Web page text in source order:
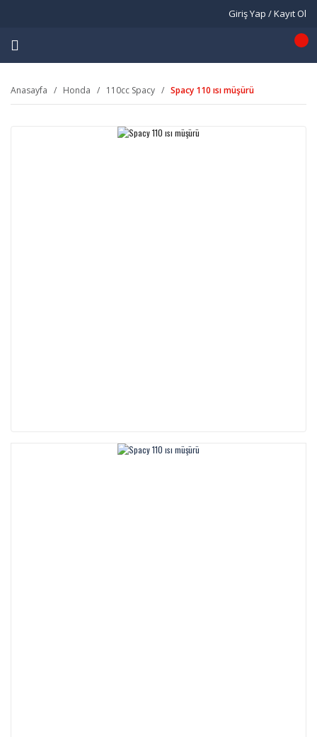
Giriş Yap / Kayıt Ol
Anasayfa Honda 110cc Spacy Spacy 110 ısı müşürü